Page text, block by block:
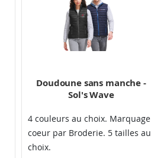
Doudoune sans manche -
Sol's Wave
4 couleurs au choix. Marquage
coeur par Broderie. 5 tailles au
choix.